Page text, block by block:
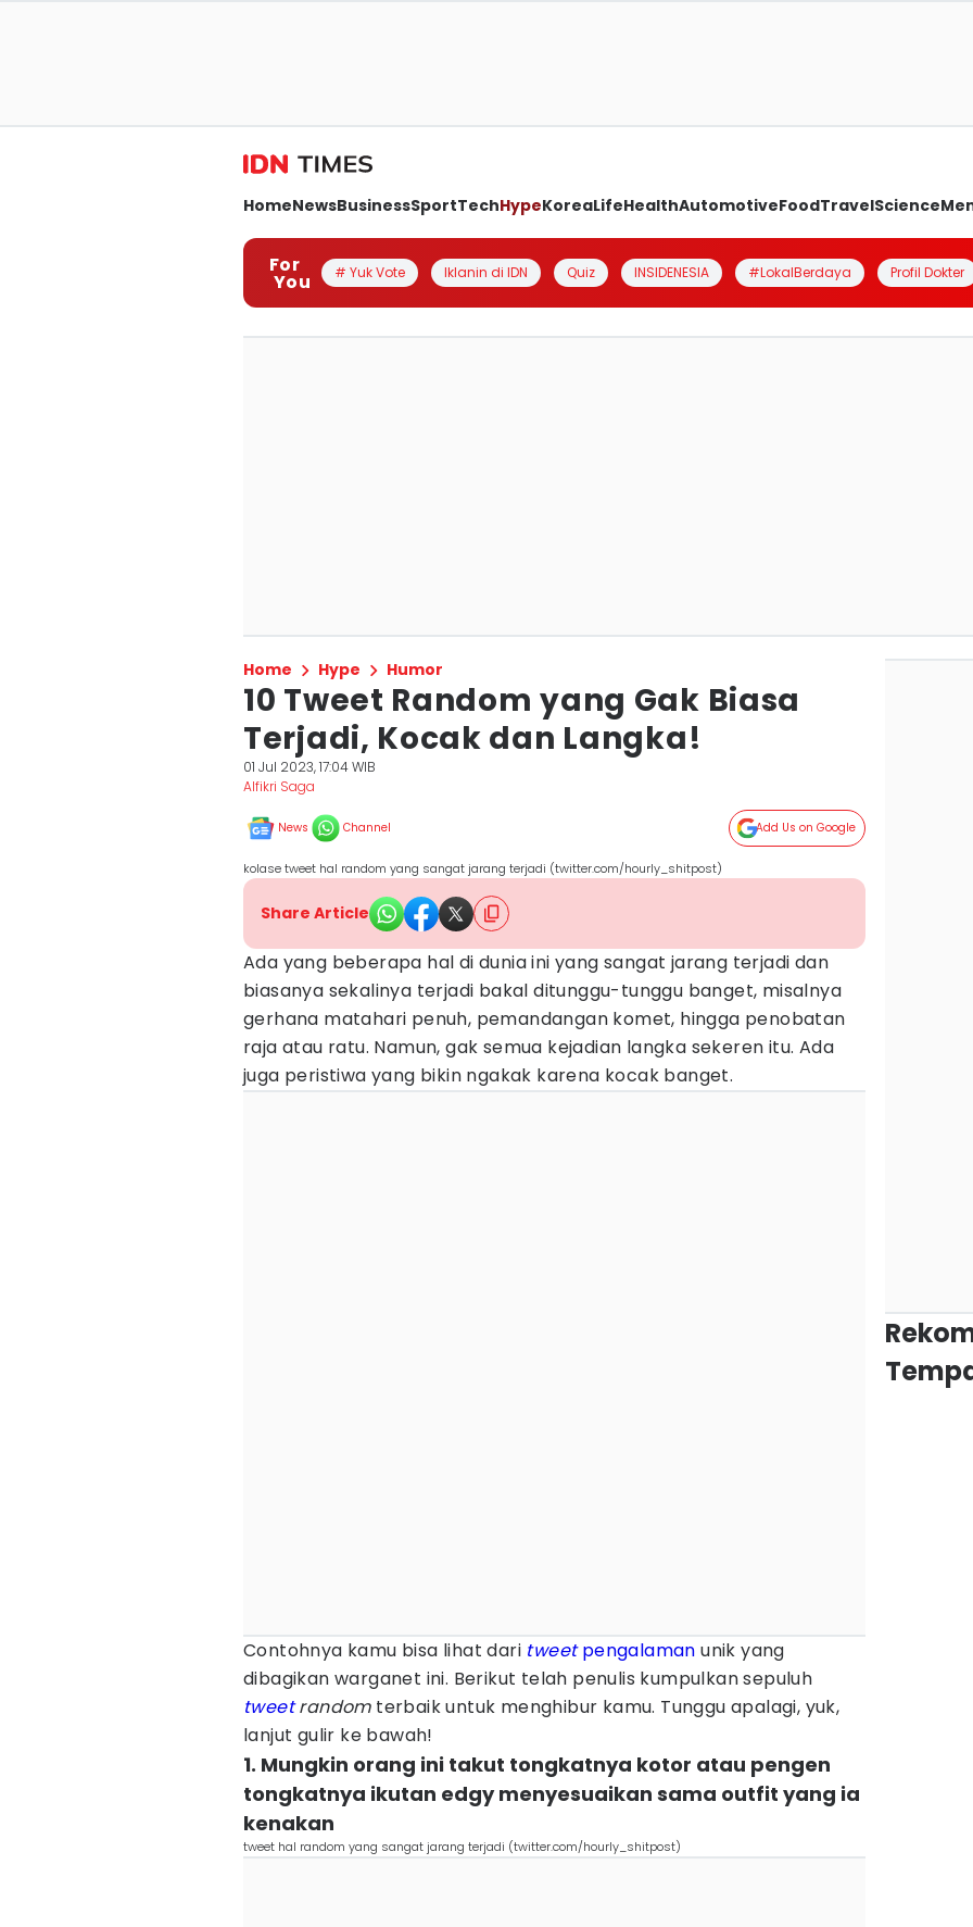
HomeNewsBusinessSportTechHypeKoreaLifeHealthAutomotiveFoodTravelScience
For
You # Yuk Vote Iklanin di IDN Quiz INSIDENESIA #LokalBerdaya Profil Dokter
Home Hype Humor
10 Tweet Random yang Gak Biasa
Terjadi, Kocak dan Langka!
01 Jul 2023, 17:04 WIB
Alfikri Saga
News Channel Add Us on Google
kolase tweet hal random yang sangat jarang terjadi (twitter.com/hourly_shitpost)
Share Article
Ada yang beberapa hal di dunia ini yang sangat jarang terjadi dan
biasanya sekalinya terjadi bakal ditunggu-tunggu banget, misalnya
gerhana matahari penuh, pemandangan komet, hingga penobatan
raja atau ratu. Namun, gak semua kejadian langka sekeren itu. Ada
juga peristiwa yang bikin ngakak karena kocak banget.
Contohnya kamu bisa lihat dari tweet pengalaman unik yang
dibagikan warganet ini. Berikut telah penulis kumpulkan sepuluh
tweetrandomterbaik untuk menghibur kamu. Tunggu apalagi, yuk,
lanjut gulir ke bawah!
1. Mungkin orang ini takut tongkatnya kotor atau pengen
tongkatnya ikutan edgy menyesuaikan sama outfit yang ia
kenakan
tweet hal random yang sangat jarang terjadi (twitter.com/hourly_shitpost)